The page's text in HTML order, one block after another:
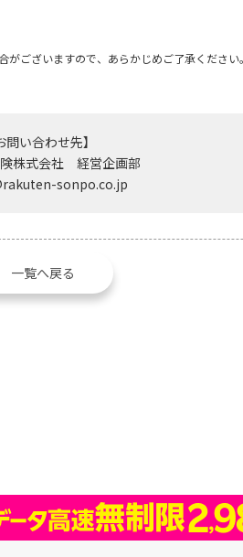
ございますので、あらかじめご了承ください
問い合わせ先】
株式会社 経営企画部
sonpo.co.jp
一覧へ戻る